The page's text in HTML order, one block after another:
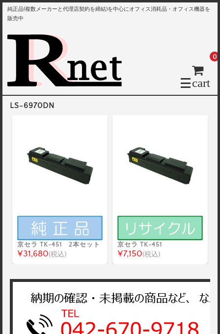
純正品(複数メーカーと代理店契約を締結)を中心にオフィス消耗品・オフィス機器を
販売中
cart
0
LS-6970DN
京セラ TK-451 2本セット
¥31,680(税込)
京セラ TK-451
¥7,150(税込)